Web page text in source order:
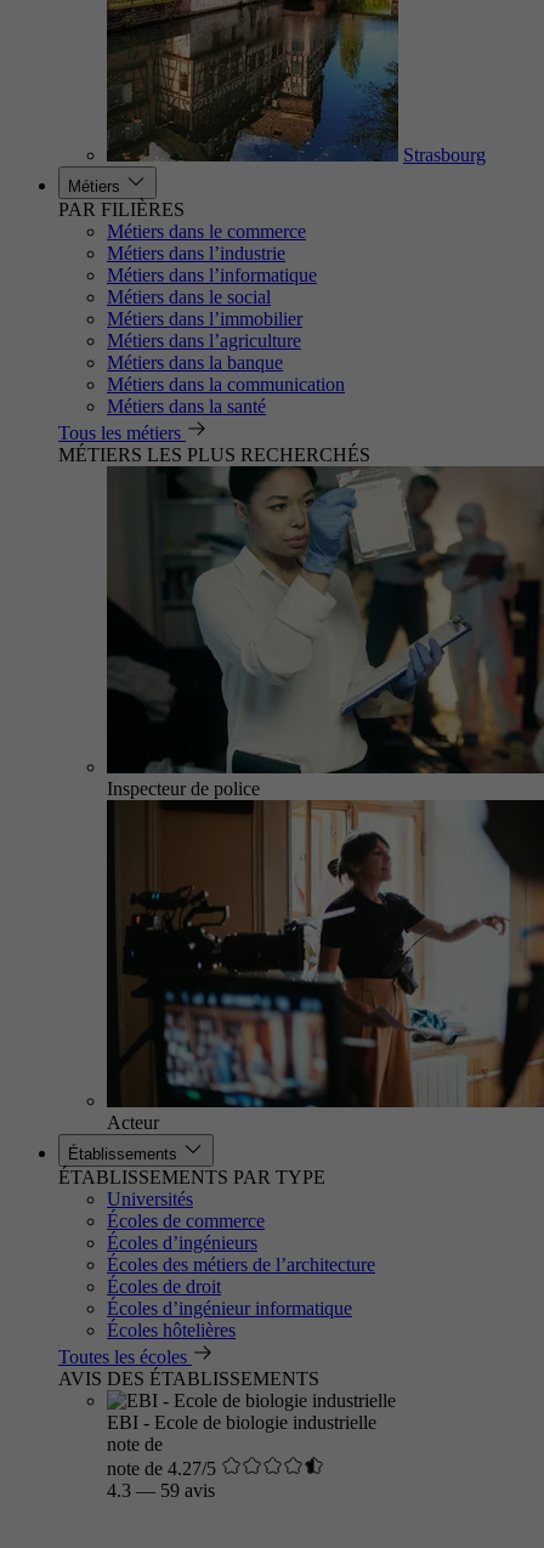
Strasbourg
Métiers
PAR FILIÈRES
Métiers dans le commerce
Métiers dans l’industrie
Métiers dans l’informatique
Métiers dans le social
Métiers dans l’immobilier
Métiers dans l’agriculture
Métiers dans la banque
Métiers dans la communication
Métiers dans la santé
Tous les métiers
MÉTIERS LES PLUS RECHERCHÉS
Inspecteur de police
Acteur
Établissements
ÉTABLISSEMENTS PAR TYPE
Universités
Écoles de commerce
Écoles d’ingénieurs
Écoles des métiers de l’architecture
Écoles de droit
Écoles d’ingénieur informatique
Écoles hôtelières
Toutes les écoles
AVIS DES ÉTABLISSEMENTS
EBI - Ecole de biologie industrielle
note de
note de 4.27/5
4.3 — 59 avis